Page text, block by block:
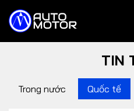
TIN
Trong nước Quốc tế